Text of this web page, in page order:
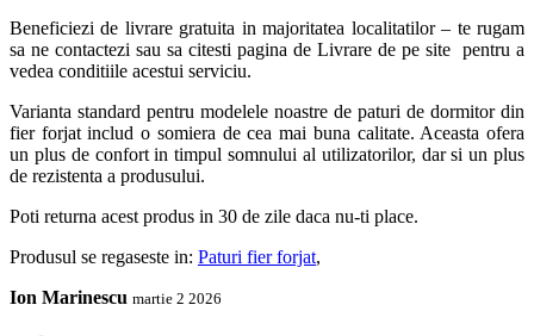
Beneficiezi de livrare gratuita in majoritatea localitatilor – te rugam
sa ne contactezi sau sa citesti pagina de Livrare de pe site pentru a
vedea conditiile acestui serviciu.
Varianta standard pentru modelele noastre de paturi de dormitor din
fier forjat includ o somiera de cea mai buna calitate. Aceasta ofera
un plus de confort in timpul somnului al utilizatorilor, dar si un plus
de rezistenta a produsului.
Poti returna acest produs in 30 de zile daca nu-ti place.
Produsul se regaseste in: Paturi fier forjat,
Ion Marinescu martie 2 2026